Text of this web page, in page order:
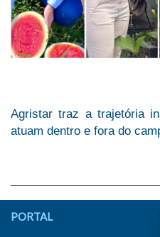
Agristar traz a trajetória
atuam dentro e fora do
PORTAL